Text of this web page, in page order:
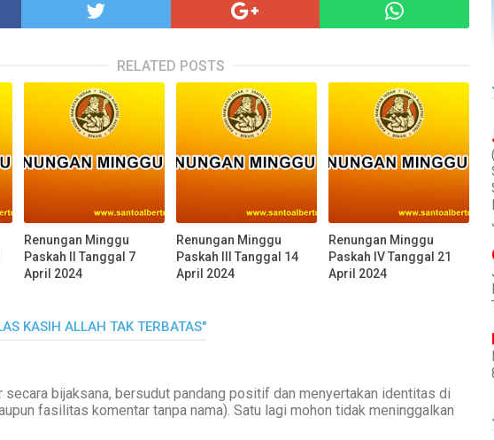
RELATED POSTS
Renungan Minggu
Paskah II Tanggal 7
April 2024
Renungan Minggu
Paskah III Tanggal 14
April 2024
Renungan Minggu
Paskah IV Tanggal 21
April 2024
KASIH ALLAH TAK TERBATAS"
secara bijaksana, bersudut pandang positif dan menyertakan identitas di
fasilitas komentar tanpa nama). Satu lagi mohon tidak meninggalkan